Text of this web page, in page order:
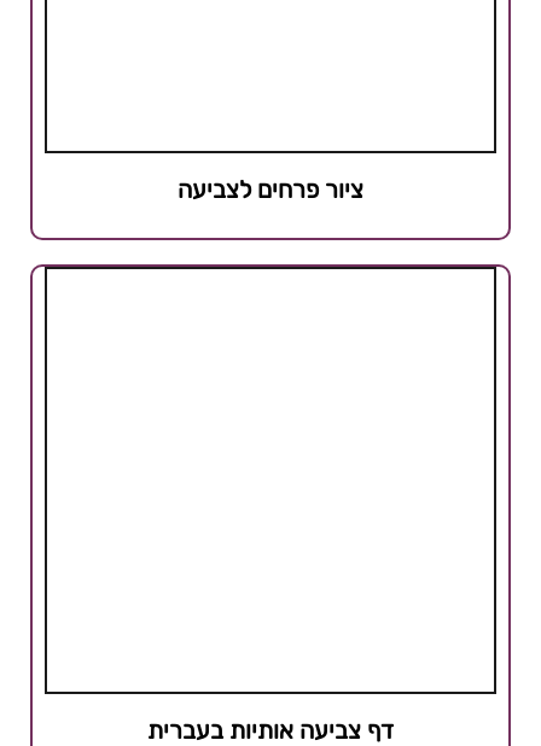
ציור פרחים לצביעה
דף צביעה אותיות בעברית